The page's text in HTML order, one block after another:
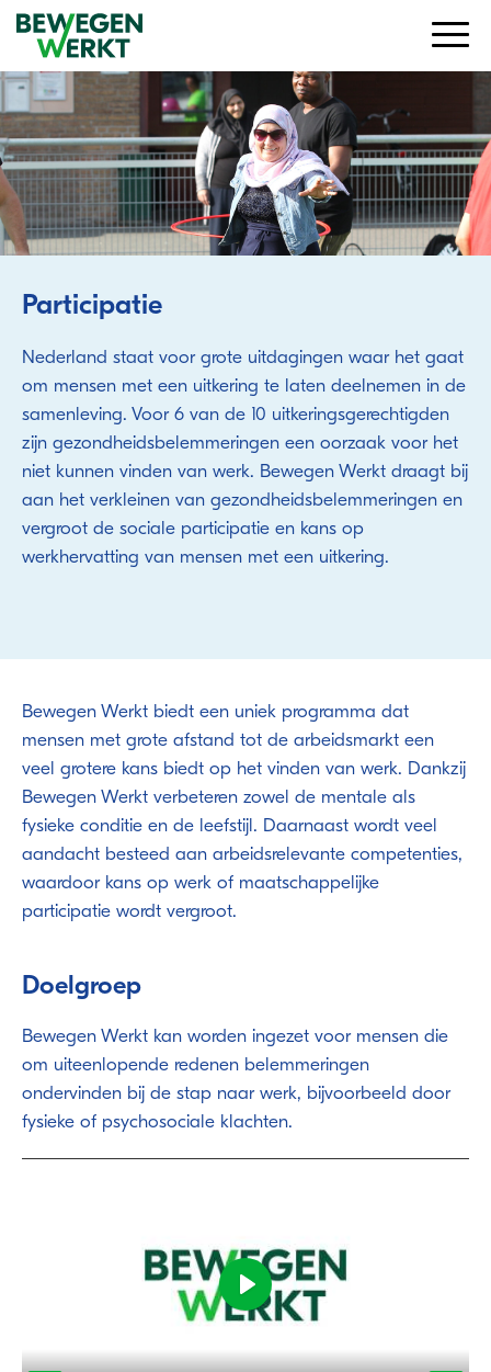
Participatie
Nederland staat voor grote uitdagingen waar het gaat
om mensen met een uitkering te laten deelnemen in de
samenleving. Voor 6 van de 10 uitkeringsgerechtigden
zijn gezondheidsbelemmeringen een oorzaak voor het
niet kunnen vinden van werk. Bewegen Werkt draagt bij
aan het verkleinen van gezondheidsbelemmeringen en
vergroot de sociale participatie en kans op
werkhervatting van mensen met een uitkering.
Bewegen Werkt biedt een uniek programma dat
mensen met grote afstand tot de arbeidsmarkt een
veel grotere kans biedt op het vinden van werk. Dankzij
Bewegen Werkt verbeteren zowel de mentale als
fysieke conditie en de leefstijl. Daarnaast wordt veel
aandacht besteed aan arbeidsrelevante competenties,
waardoor kans op werk of maatschappelijke
participatie wordt vergroot.
Doelgroep
Bewegen Werkt kan worden ingezet voor mensen die
om uiteenlopende redenen belemmeringen
ondervinden bij de stap naar werk, bijvoorbeeld door
fysieke of psychosociale klachten.
Play